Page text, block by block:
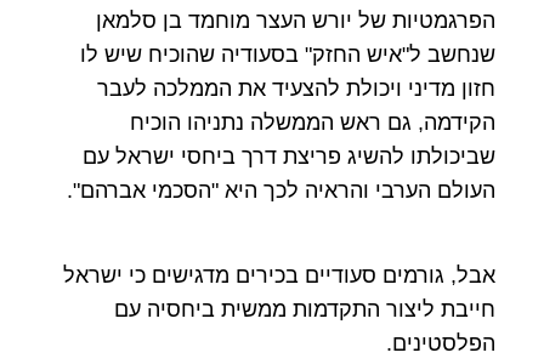
הפרגמטיות של יורש העצר מוחמד בן סלמאן
שנחשב ל"איש החזק" בסעודיה שהוכיח שיש לו
חזון מדיני ויכולת להצעיד את הממלכה לעבר
הקידמה, גם ראש הממשלה נתניהו הוכיח
שביכולתו להשיג פריצת דרך ביחסי ישראל עם
העולם הערבי והראיה לכך היא "הסכמי אברהם".
אבל, גורמים סעודיים בכירים מדגישים כי ישראל
חייבת ליצור התקדמות ממשית ביחסיה עם
הפלסטינים.